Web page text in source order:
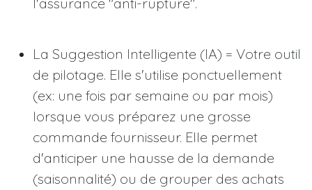
La Suggestion Intelligente (IA) = Votre outil
de pilotage. Elle s'utilise ponctuellement
(ex: une fois par semaine ou par mois)
lorsque vous préparez une grosse
commande fournisseur. Elle permet
d'anticiper une hausse de la demande
(saisonnalité) ou de grouper des achats